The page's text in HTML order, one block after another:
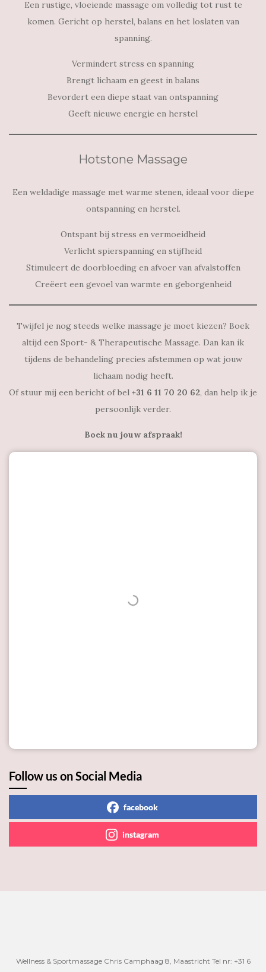
Een rustige, vloeiende massage om volledig tot rust te
komen. Gericht op herstel, balans en het loslaten van
spanning.
Vermindert stress en spanning
Brengt lichaam en geest in balans
Bevordert een diepe staat van ontspanning
Geeft nieuwe energie en herstel
Hotstone Massage
Een weldadige massage met warme stenen, ideaal voor diepe
ontspanning en herstel.
Ontspant bij stress en vermoeidheid
Verlicht spierspanning en stijfheid
Stimuleert de doorbloeding en afvoer van afvalstoffen
Creëert een gevoel van warmte en geborgenheid
Twijfel je nog steeds welke massage je moet kiezen? Boek
altijd een Sport- & Therapeutische Massage. Dan kan ik
tijdens de behandeling precies afstemmen op wat jouw
lichaam nodig heeft.
Of stuur mij een bericht of bel +31 6 11 70 20 62, dan help ik je
persoonlijk verder.
Boek nu jouw afspraak!
Follow us on Social Media
facebook
instagram
Wellness & Sportmassage Chris Camphaag 8, Maastricht Tel nr: +31 6